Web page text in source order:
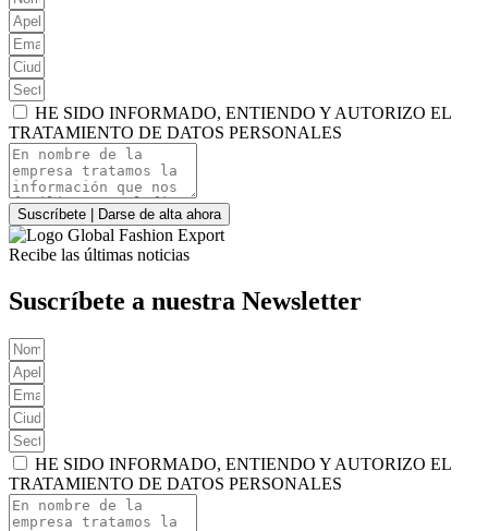
HE SIDO INFORMADO, ENTIENDO Y AUTORIZO EL
TRATAMIENTO DE DATOS PERSONALES
Suscríbete | Darse de alta ahora
Recibe las últimas noticias
Suscríbete a nuestra Newsletter
HE SIDO INFORMADO, ENTIENDO Y AUTORIZO EL
TRATAMIENTO DE DATOS PERSONALES